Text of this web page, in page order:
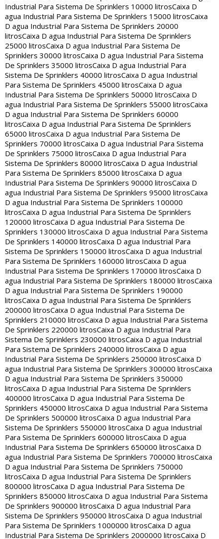
Industrial Para Sistema De Sprinklers 10000 litrosCaixa D
agua Industrial Para Sistema De Sprinklers 15000 litrosCaixa
D agua Industrial Para Sistema De Sprinklers 20000
litrosCaixa D agua Industrial Para Sistema De Sprinklers
25000 litrosCaixa D agua Industrial Para Sistema De
Sprinklers 30000 litrosCaixa D agua Industrial Para Sistema
De Sprinklers 35000 litrosCaixa D agua Industrial Para
Sistema De Sprinklers 40000 litrosCaixa D agua Industrial
Para Sistema De Sprinklers 45000 litrosCaixa D agua
Industrial Para Sistema De Sprinklers 50000 litrosCaixa D
agua Industrial Para Sistema De Sprinklers 55000 litrosCaixa
D agua Industrial Para Sistema De Sprinklers 60000
litrosCaixa D agua Industrial Para Sistema De Sprinklers
65000 litrosCaixa D agua Industrial Para Sistema De
Sprinklers 70000 litrosCaixa D agua Industrial Para Sistema
De Sprinklers 75000 litrosCaixa D agua Industrial Para
Sistema De Sprinklers 80000 litrosCaixa D agua Industrial
Para Sistema De Sprinklers 85000 litrosCaixa D agua
Industrial Para Sistema De Sprinklers 90000 litrosCaixa D
agua Industrial Para Sistema De Sprinklers 95000 litrosCaixa
D agua Industrial Para Sistema De Sprinklers 100000
litrosCaixa D agua Industrial Para Sistema De Sprinklers
120000 litrosCaixa D agua Industrial Para Sistema De
Sprinklers 130000 litrosCaixa D agua Industrial Para Sistema
De Sprinklers 140000 litrosCaixa D agua Industrial Para
Sistema De Sprinklers 150000 litrosCaixa D agua Industrial
Para Sistema De Sprinklers 160000 litrosCaixa D agua
Industrial Para Sistema De Sprinklers 170000 litrosCaixa D
agua Industrial Para Sistema De Sprinklers 180000 litrosCaixa
D agua Industrial Para Sistema De Sprinklers 190000
litrosCaixa D agua Industrial Para Sistema De Sprinklers
200000 litrosCaixa D agua Industrial Para Sistema De
Sprinklers 210000 litrosCaixa D agua Industrial Para Sistema
De Sprinklers 220000 litrosCaixa D agua Industrial Para
Sistema De Sprinklers 230000 litrosCaixa D agua Industrial
Para Sistema De Sprinklers 240000 litrosCaixa D agua
Industrial Para Sistema De Sprinklers 250000 litrosCaixa D
agua Industrial Para Sistema De Sprinklers 300000 litrosCaixa
D agua Industrial Para Sistema De Sprinklers 350000
litrosCaixa D agua Industrial Para Sistema De Sprinklers
400000 litrosCaixa D agua Industrial Para Sistema De
Sprinklers 450000 litrosCaixa D agua Industrial Para Sistema
De Sprinklers 500000 litrosCaixa D agua Industrial Para
Sistema De Sprinklers 550000 litrosCaixa D agua Industrial
Para Sistema De Sprinklers 600000 litrosCaixa D agua
Industrial Para Sistema De Sprinklers 650000 litrosCaixa D
agua Industrial Para Sistema De Sprinklers 700000 litrosCaixa
D agua Industrial Para Sistema De Sprinklers 750000
litrosCaixa D agua Industrial Para Sistema De Sprinklers
800000 litrosCaixa D agua Industrial Para Sistema De
Sprinklers 850000 litrosCaixa D agua Industrial Para Sistema
De Sprinklers 900000 litrosCaixa D agua Industrial Para
Sistema De Sprinklers 950000 litrosCaixa D agua Industrial
Para Sistema De Sprinklers 1000000 litrosCaixa D agua
Industrial Para Sistema De Sprinklers 2000000 litrosCaixa D